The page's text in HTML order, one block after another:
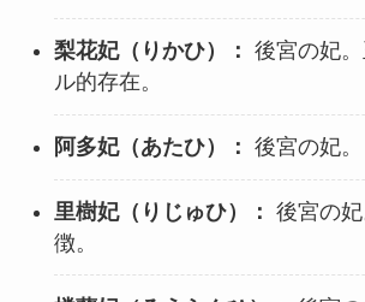
梨花妃（りかひ）： 後宮の妃
ル的存在。
阿多妃（あたひ）： 後宮の妃。
里樹妃（りじゅひ）： 後宮の
徴。